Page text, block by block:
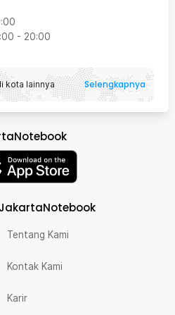
- 20:00
kota lainnya Selengkapnya
JakartaNotebook
Tentang Kami
Kontak Kami
Karir